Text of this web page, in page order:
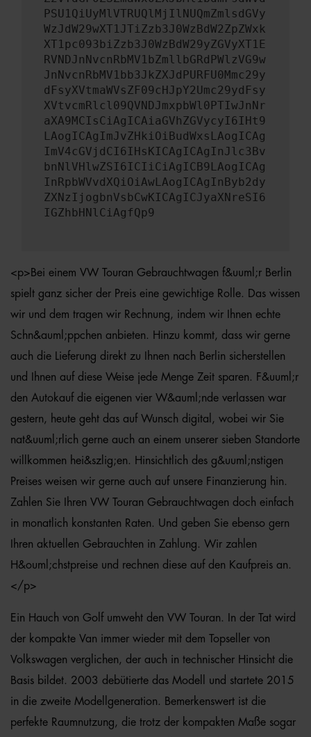
PSU1QiUyMlVTRUQlMjIlNUQmZmlsdGVy
WzJdW29wXT1JTiZzb3J0WzBdW2ZpZWxk
XT1pc093biZzb3J0WzBdW29yZGVyXT1E
RVNDJnNvcnRbMV1bZmllbGRdPWlzVG9w
JnNvcnRbMV1bb3JkZXJdPURFU0Mmc29y
dFsyXVtmaWVsZF09cHJpY2Umc29ydFsy
XVtvcmRlcl09QVNDJmxpbWl0PTIwJnNr
aXA9MCIsCiAgICAiaGVhZGVycyI6IHt9
LAogICAgImJvZHkiOiBudWxsLAogICAg
ImV4cGVjdCI6IHsKICAgICAgInJlc3Bv
bnNlVHlwZSI6ICIiCiAgICB9LAogICAg
InRpbWVvdXQiOiAwLAogICAgInByb2dy
ZXNzIjogbnVsbCwKICAgICJyaXNreSI6
IGZhbHNlCiAgfQp9
<p>Bei einem VW Touran Gebrauchtwagen f&uuml;r Berlin
spielt ganz sicher der Preis eine gewichtige Rolle. Das wissen
wir und dem tragen wir Rechnung, indem wir Ihnen echte
Schn&auml;ppchen anbieten. Hinzu kommt, dass wir gerne
auch die Lieferung direkt zu Ihnen nach Berlin sicherstellen
und Ihnen auf diese Weise jede Menge Zeit sparen. F&uuml;r
den Autokauf die eigenen vier W&auml;nde verlassen war
gestern, heute geht das auf Wunsch digital, wobei wir Sie
nat&uuml;rlich gerne auch an einem unserer sieben Standorte
willkommen hei&szlig;en. Hinsichtlich des g&uuml;nstigen
Preises weisen wir gerne auch auf unsere Finanzierung hin.
Zahlen Sie Ihren VW Touran Gebrauchtwagen doch einfach
in monatlich konstanten Raten. Und geben Sie ebenso gern
Ihren aktuellen Gebrauchten in Zahlung. Wir zahlen
H&ouml;chstpreise und rechnen diese auf den Kaufpreis an.
</p>
Ein Hauch von Golf umweht den VW Touran. In der Tat wird
der kompakte Van immer wieder mit dem Topseller von
Volkswagen verglichen, der auch in technischer Hinsicht die
Basis bildet. 2003 debütierte das Modell und startete 2015
in die zweite Modellgeneration. Bemerkenswert ist die
perfekte Raumnutzung, die trotz der kompakten Maße sogar